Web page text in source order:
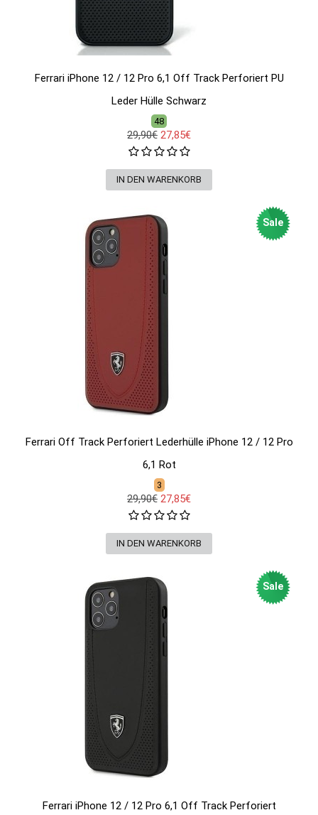
Ferrari iPhone 12 / 12 Pro 6,1 Off Track Perforiert PU
Leder Hülle Schwarz
48
29,90€ 27,85€
Sale
Ferrari Off Track Perforiert Lederhülle iPhone 12 / 12 Pro
6,1 Rot
3
29,90€ 27,85€
Sale
Ferrari iPhone 12 / 12 Pro 6,1 Off Track Perforiert